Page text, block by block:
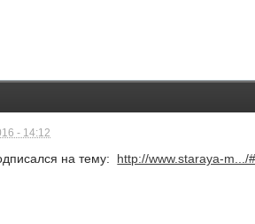
- 14:12
на тему: http://www.staraya-m.../